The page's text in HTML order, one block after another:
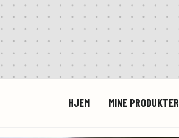
HJEM MINE PRODUKTER